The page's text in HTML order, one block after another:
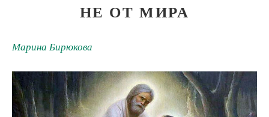
НЕ ОТ МИРА
Марина Бирюкова